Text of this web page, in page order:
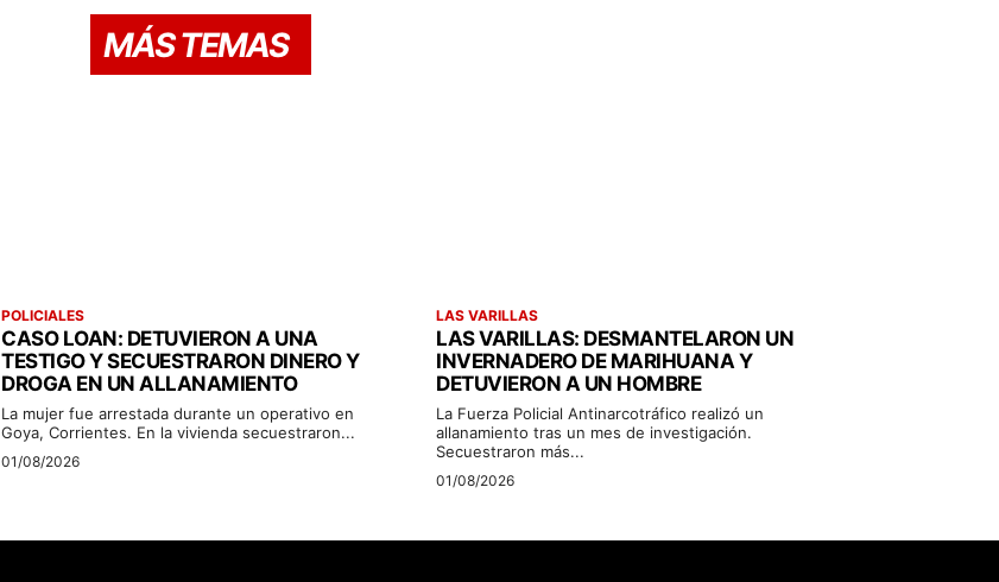
MÁS TEMAS
POLICIALES
CASO LOAN: DETUVIERON A UNA
TESTIGO Y SECUESTRARON DINERO Y
DROGA EN UN ALLANAMIENTO
La mujer fue arrestada durante un operativo en
Goya, Corrientes. En la vivienda secuestraron...
01/08/2026
LAS VARILLAS
LAS VARILLAS: DESMANTELARON UN
INVERNADERO DE MARIHUANA Y
DETUVIERON A UN HOMBRE
La Fuerza Policial Antinarcotráfico realizó un
allanamiento tras un mes de investigación.
Secuestraron más...
01/08/2026